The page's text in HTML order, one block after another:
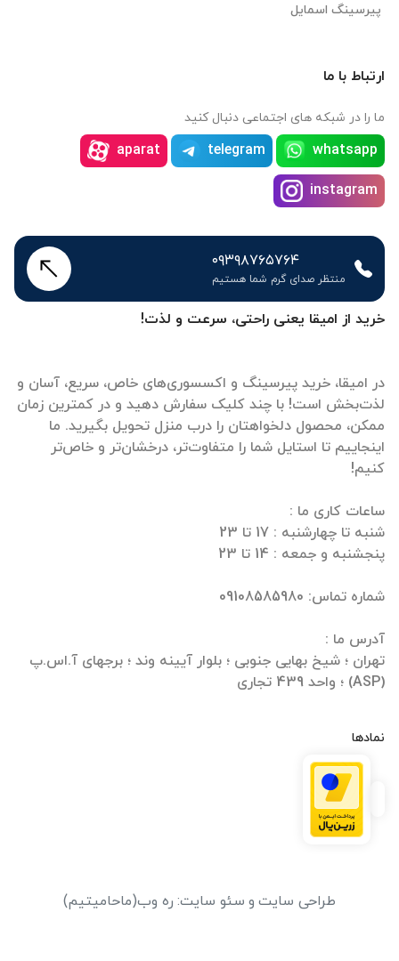
خرید از امیقا یعنی راحتی، سرعت و لذت!
در امیقا، خرید پیرسینگ و اکسسوری‌های خاص، سریع، آسان و
لذت‌بخش است! با چند کلیک سفارش دهید و در کمترین زمان
ممکن، محصول دلخواهتان را درب منزل تحویل بگیرید. ما
اینجاییم تا استایل شما را متفاوت‌تر، درخشان‌تر و خاص‌تر
تهران ؛ شیخ بهایی جنوبی ؛ بلوار آیینه وند ؛ برجهای آ.اس.پ
(ASP) ؛ واحد 439 تجاری
نمادها
پیرسینگ اسمایل
ارتباط با ما
ما را در شبکه های اجتماعی دنبال کنید
whatsapp
telegram
aparat
instagram
۰۹۳۹۸۷۶۵۷۶۴
منتظر صدای گرم شما هستیم
طراحی سایت و سئو سایت: ره وب(ماحامیتیم)